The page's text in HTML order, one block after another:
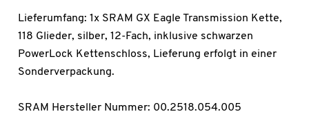
Lieferumfang: 1x SRAM GX Eagle Transmission Kette,
118 Glieder, silber, 12-Fach, inklusive schwarzen
PowerLock Kettenschloss, Lieferung erfolgt in einer
Sonderverpackung.
SRAM Hersteller Nummer: 00.2518.054.005